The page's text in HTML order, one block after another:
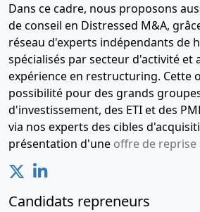
Dans ce cadre, nous proposons
de conseil en Distressed M&A,
réseau d'experts indépendants de
spécialisés par secteur d'activité et
expérience en restructuring. Cette
possibilité pour des grands
d'investissement, des ETI et des
via nos experts des cibles
présentation d'une offre de reprise
Candidats repreneurs